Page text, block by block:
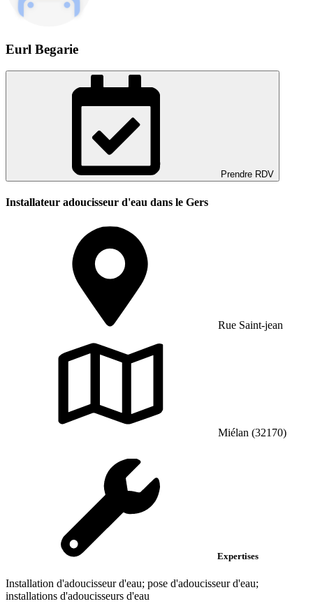
Eurl Begarie
Prendre RDV
Installateur adoucisseur d'eau dans le Gers
Rue Saint-jean
Miélan (32170)
Expertises
Installation d'adoucisseur d'eau; pose d'adoucisseur d'eau;
installations d'adoucisseurs d'eau